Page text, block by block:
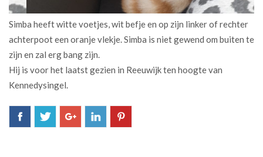
Simba heeft witte voetjes, wit befje en op zijn linker of rechter
achterpoot een oranje vlekje. Simba is niet gewend om buiten te
zijn en zal erg bang zijn.
Hij is voor het laatst gezien in Reeuwijk ten hoogte van
Kennedysingel.